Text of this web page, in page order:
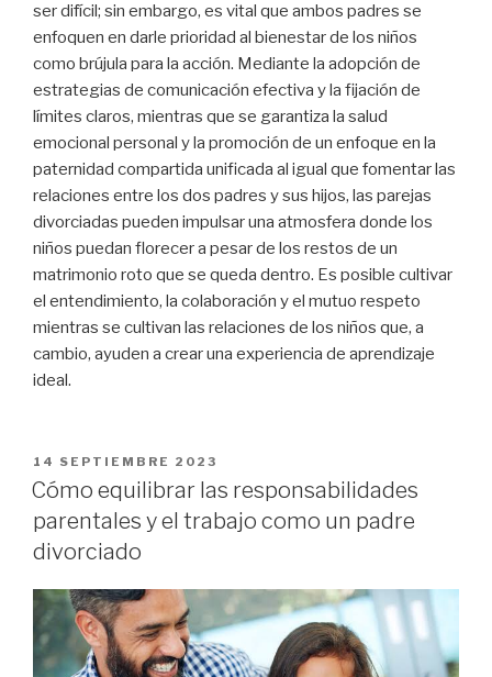
ser difícil; sin embargo, es vital que ambos padres se
enfoquen en darle prioridad al bienestar de los niños
como brújula para la acción. Mediante la adopción de
estrategias de comunicación efectiva y la fijación de
límites claros, mientras que se garantiza la salud
emocional personal y la promoción de un enfoque en la
paternidad compartida unificada al igual que fomentar las
relaciones entre los dos padres y sus hijos, las parejas
divorciadas pueden impulsar una atmosfera donde los
niños puedan florecer a pesar de los restos de un
matrimonio roto que se queda dentro. Es posible cultivar
el entendimiento, la colaboración y el mutuo respeto
mientras se cultivan las relaciones de los niños que, a
cambio, ayuden a crear una experiencia de aprendizaje
ideal.
PUBLICADO
EN
14 SEPTIEMBRE 2023
Cómo equilibrar las responsabilidades
parentales y el trabajo como un padre
divorciado